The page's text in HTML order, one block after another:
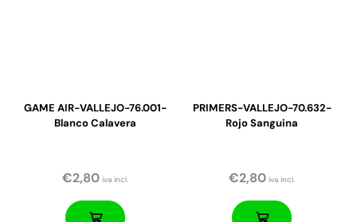
GAME AIR-VALLEJO-76.001-
Blanco Calavera
€2,80 iva incl.
PRIMERS-VALLEJO-70.632-
Rojo Sanguina
€2,80 iva incl.